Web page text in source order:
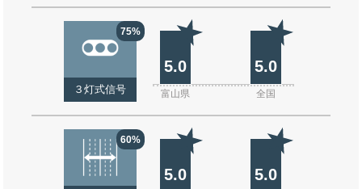
75%
３灯式信号
5.0 5.0
富山県 全国
60%
5.0 5.0